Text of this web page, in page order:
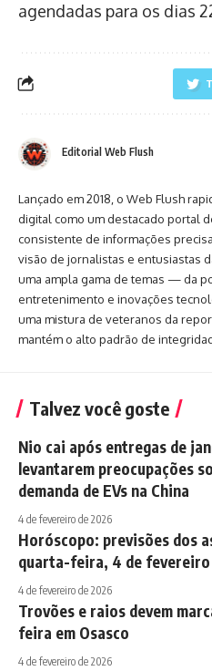
agendadas para os dias
Editorial Web Flush
Lançado em 2018, o Web Flush
digital como um destacado portal
consistente de informações
visão de jornalistas e entusiastas
uma ampla gama de temas — da
entretenimento e inovações
uma mistura de veteranos da
mantém o alto padrão de
Talvez você goste
Nio cai após entregas de
levantarem preocupações
demanda de EVs na China
4 de fevereiro de 2026
Horóscopo: previsões dos
quarta-feira, 4 de fevereiro
4 de fevereiro de 2026
Trovões e raios devem
feira em Osasco
4 de fevereiro de 2026